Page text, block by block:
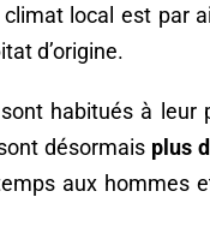
local est par
d’origine.
habitués à leur
désormais plus
aux hommes